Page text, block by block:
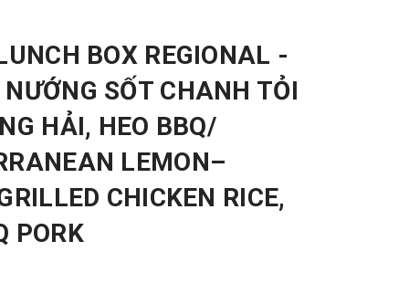
BOX REGIONAL -
SỐT CHANH TỎI
HẢI, HEO BBQ/
LEMON–
CHICKEN RICE,
PORK